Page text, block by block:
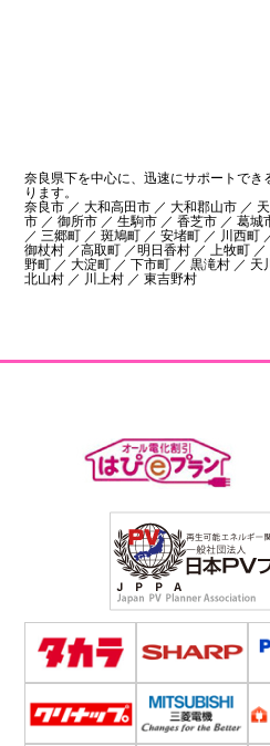
奈良県下を中心に、迅速にサポートでき
ります。
奈良市 ／ 大和高田市 ／ 大和郡山市 ／
市 ／ 御所市 ／ 生駒市 ／ 香芝市 ／ 葛
／ 三郷町 ／ 斑鳩町 ／ 安堵町 ／ 川西町
御杖村 ／高取町 ／明日香村 ／ 上牧町
野町 ／ 大淀町 ／ 下市町 ／ 黒滝村 ／ 天
北山村 ／ 川上村 ／ 東吉野村